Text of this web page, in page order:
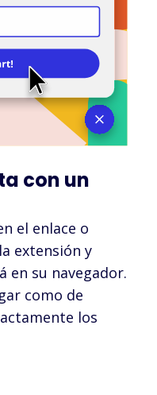
con un
el enlace o
extensión y
en su navegador.
como de
los